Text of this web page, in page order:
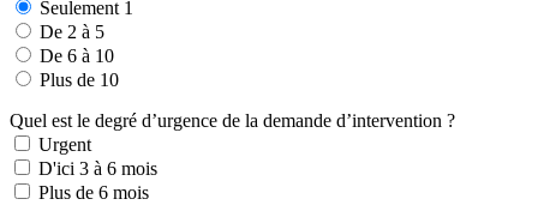
Seulement 1
De 2 à 5
De 6 à 10
Plus de 10
Quel est le degré d’urgence de la demande d’intervention ?
Urgent
D'ici 3 à 6 mois
Plus de 6 mois